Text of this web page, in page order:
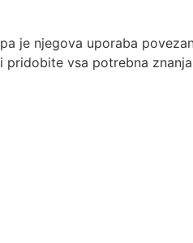
je njegova uporaba
vsa potrebna